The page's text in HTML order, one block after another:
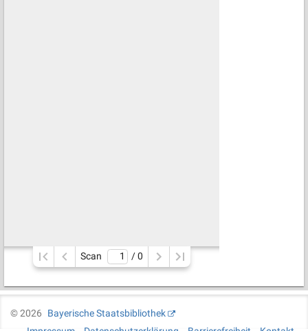
Scan / 0
©2026
Bayerische Staatsbibliothek